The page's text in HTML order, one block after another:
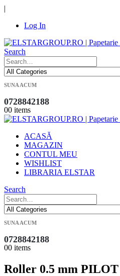
|
Log In
Search
SUNA ACUM
0728842188
00 items
ACASĂ
MAGAZIN
CONTUL MEU
WISHLIST
LIBRARIA ELSTAR
Search
SUNA ACUM
0728842188
00 items
Roller 0.5 mm